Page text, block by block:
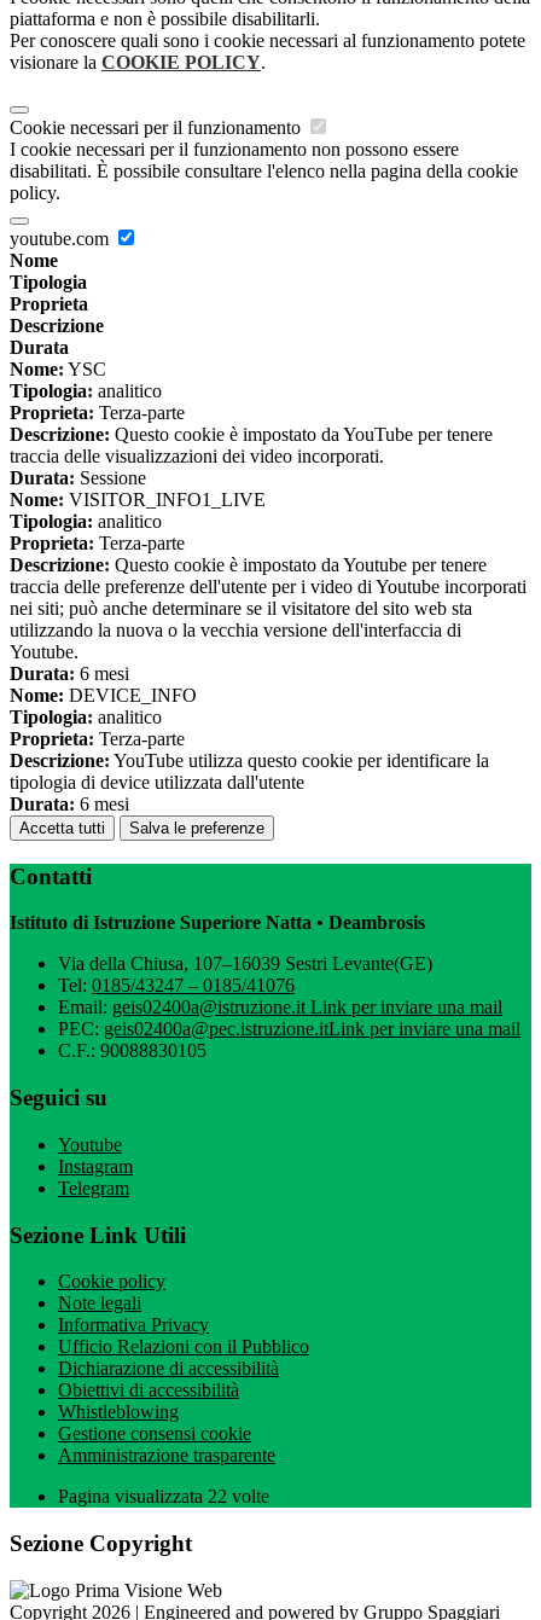
piattaforma e non è possibile disabilitarli.
Per conoscere quali sono i cookie necessari al funzionamento potete
visionare la COOKIE POLICY.
Cookie necessari per il funzionamento
I cookie necessari per il funzionamento non possono essere
disabilitati. È possibile consultare l'elenco nella pagina della cookie
policy.
youtube.com
Nome
Tipologia
Proprieta
Descrizione
Durata
Nome: YSC
Tipologia: analitico
Proprieta: Terza-parte
Descrizione: Questo cookie è impostato da YouTube per tenere
traccia delle visualizzazioni dei video incorporati.
Durata: Sessione
Nome: VISITOR_INFO1_LIVE
Tipologia: analitico
Proprieta: Terza-parte
Descrizione: Questo cookie è impostato da Youtube per tenere
traccia delle preferenze dell'utente per i video di Youtube incorporati
nei siti; può anche determinare se il visitatore del sito web sta
utilizzando la nuova o la vecchia versione dell'interfaccia di
Youtube.
Durata: 6 mesi
Nome: DEVICE_INFO
Tipologia: analitico
Proprieta: Terza-parte
Descrizione: YouTube utilizza questo cookie per identificare la
tipologia di device utilizzata dall'utente
Durata: 6 mesi
Accetta tutti Salva le preferenze
Contatti
Istituto di Istruzione Superiore Natta • Deambrosis
Via della Chiusa, 107–16039 Sestri Levante(GE)
Tel: 0185/43247 – 0185/41076
Email: geis02400a@istruzione.itLink per inviare una mail
PEC: geis02400a@pec.istruzione.itLink per inviare una mail
C.F.: 90088830105
Seguici su
Youtube
Instagram
Telegram
Sezione Link Utili
Cookie policy
Note legali
Informativa Privacy
Ufficio Relazioni con il Pubblico
Dichiarazione di accessibilità
Obiettivi di accessibilità
Whistleblowing
Gestione consensi cookie
Amministrazione trasparente
Pagina visualizzata 22 volte
Sezione Copyright
Copyright 2026 | Engineered and powered by Gruppo Spaggiari